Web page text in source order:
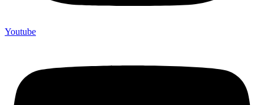
Youtube